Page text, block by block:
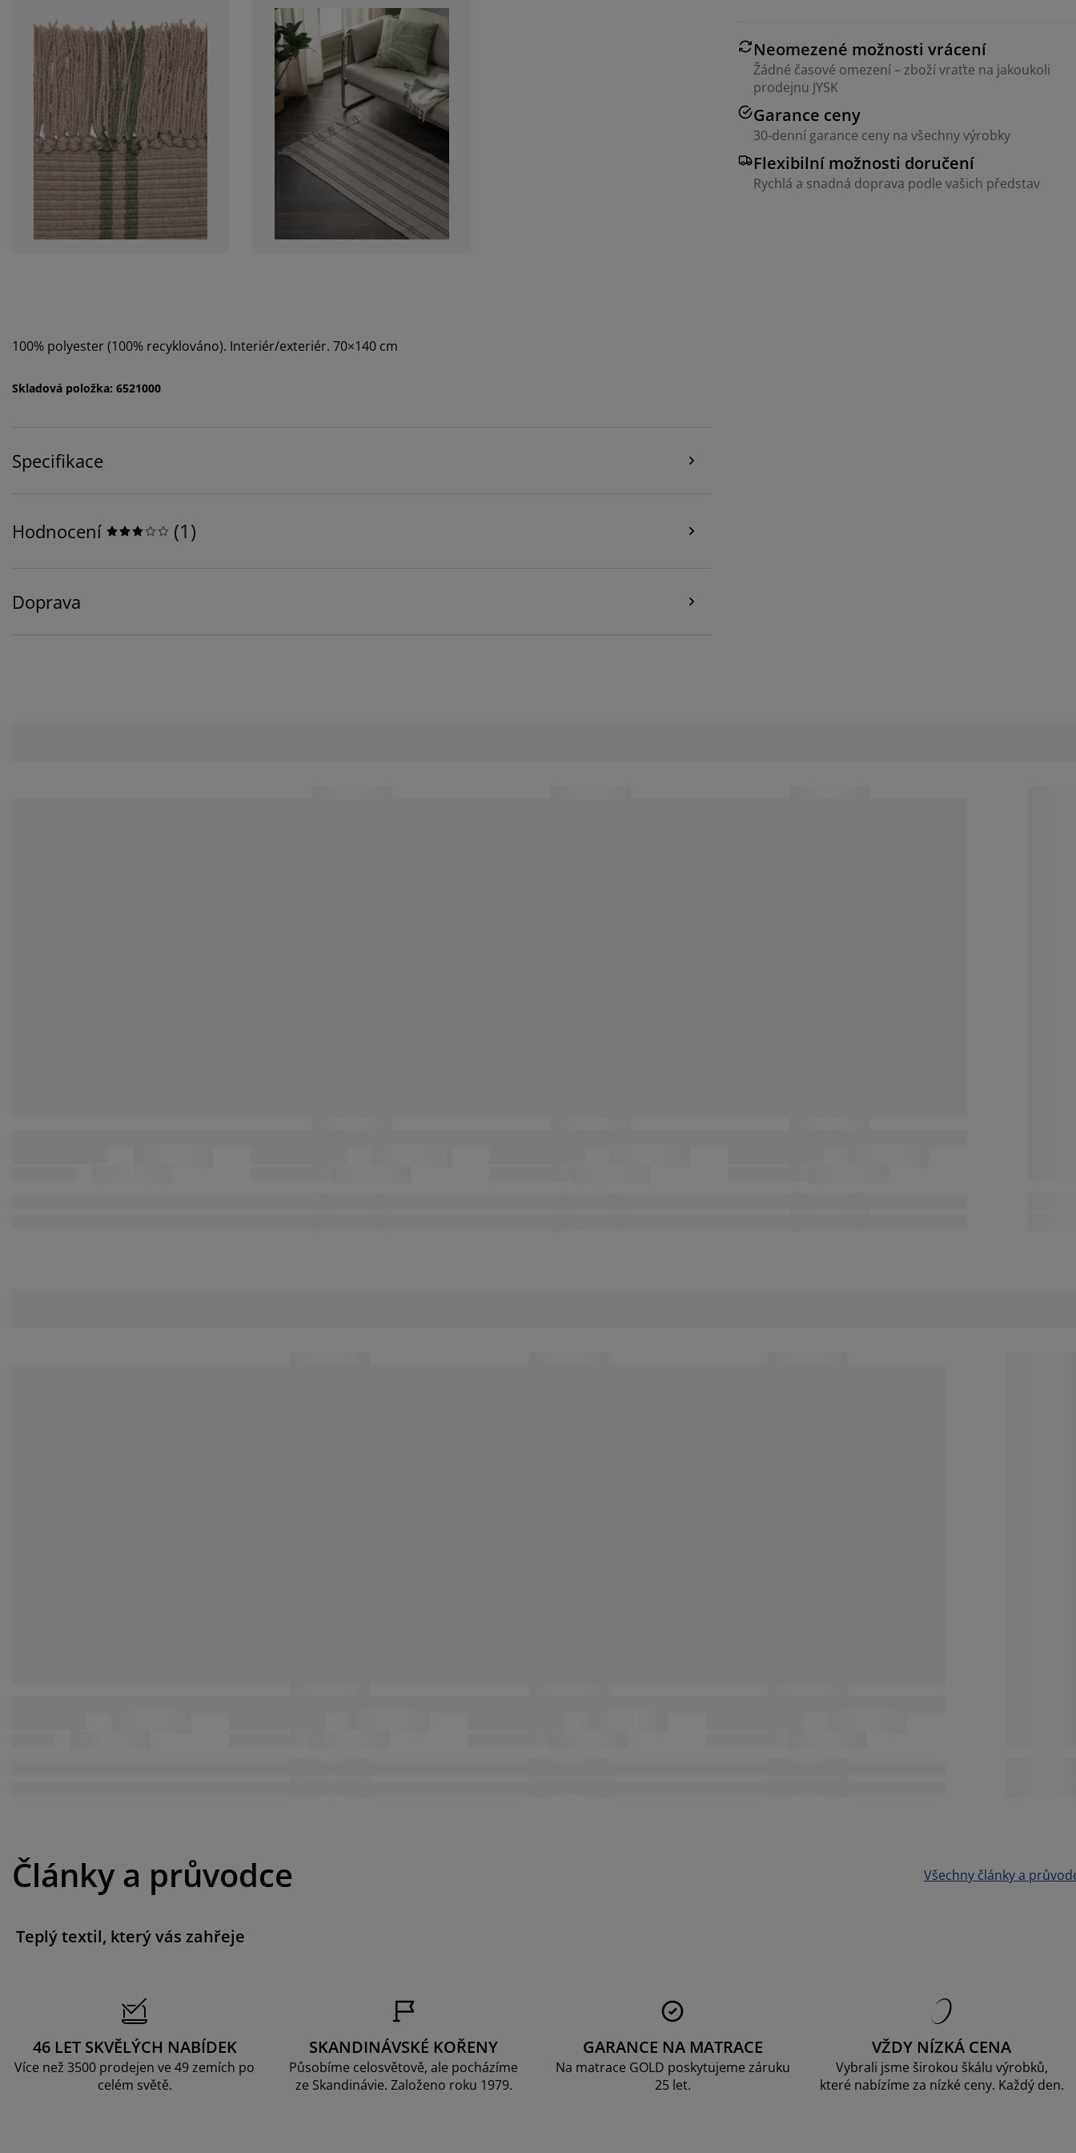
Neomezené možnosti vrácení
Žádné časové omezení – zboží vraťte na jakoukoli
prodejnu JYSK
Garance ceny
30-denní garance ceny na všechny výrobky
Flexibilní možnosti doručení
Rychlá a snadná doprava podle vašich představ
100% polyester (100% recyklováno). Interiér/exteriér. 70×140 cm
Skladová položka: 6521000
Specifikace
Hodnocení (1)
Doprava
Články a průvodce Všechny články a
Teplý textil, který vás zahřeje
46 LET SKVĚLÝCH NABÍDEK
Více než 3500 prodejen ve 49 zemích po
celém světě.
SKANDINÁVSKÉ KOŘENY
Působíme celosvětově, ale pocházíme
ze Skandinávie. Založeno roku 1979.
GARANCE NA MATRACE
Na matrace GOLD poskytujeme záruku
25 let.
VŽDY NÍZKÁ CENA
Vybrali jsme širokou škálu výrobků,
které nabízíme za nízké ceny. Každý den.